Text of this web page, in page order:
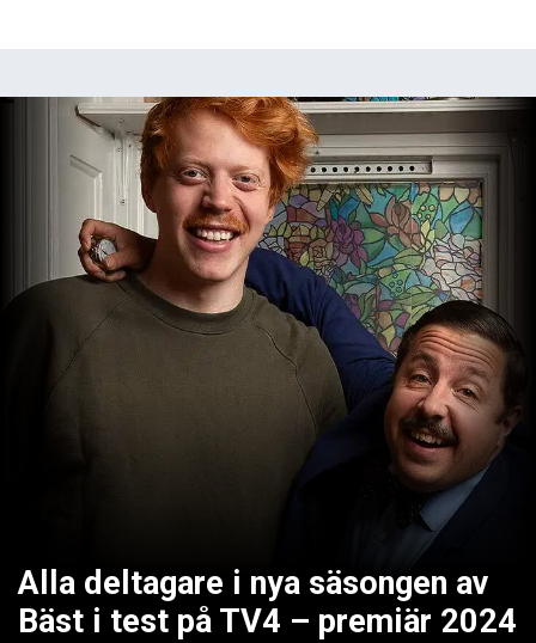
Alla deltagare i nya säsongen av
Bäst i test på TV4 – premiär 2024